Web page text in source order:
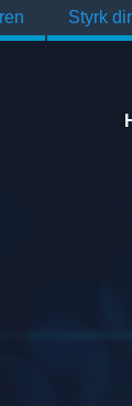
Styrk